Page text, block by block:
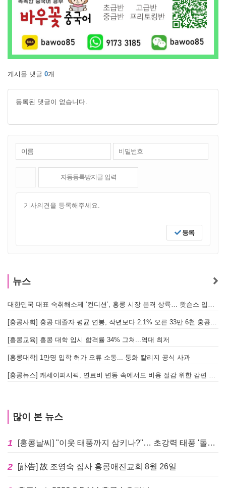
게시물 댓글 0개
등록된 댓글이 없습니다.
등록
뉴스
[홍콩교육] 홍콩 대학 입시 합격률 34% 그쳐...역대 최저
[홍콩대학] 1만명 입학 허가 오류 소동... 퉁화 칼리지 공식 사과
많이 본 뉴스
1 [홍콩날씨] "이웃 태풍까지 삼키나?"… 초강력 태풍 '돌핀' 세력 재확장
2 [訃告] 故 조영숙 집사 홍콩애진교회 8월 26일